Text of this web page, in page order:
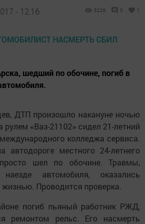
- 12:16 3226 0 1
шедший по обочине, погиб в
ДТП произошло накануне ночью
«Ваз-21102» сидел 21-летний
колледжа сервиса.
местного 24-летнего
шел по обочине. Травмы,
автомобиля, оказались
Проводится проверка.
погиб пьяный работник РЖД,
ремонтом рельс. Его насмерть